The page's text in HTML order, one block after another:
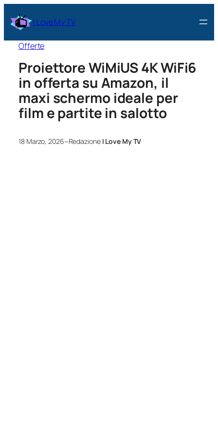
I Love My TV
Offerte
Proiettore WiMiUS 4K WiFi6
in offerta su Amazon, il
maxi schermo ideale per
film e partite in salotto
18 Marzo, 2026–Redazione I Love My TV